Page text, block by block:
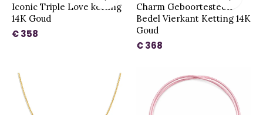
Iconic Triple Love ketting
14K Goud
€ 358
Charm Geboortesteen
Bedel Vierkant Ketting 14K
Goud
€ 368